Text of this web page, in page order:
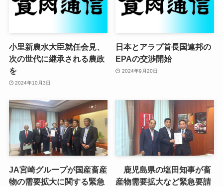
小里新農水大臣就任会見、
次の世代に継承される農政
を
2024年10月3日
日本とアラブ首長国連邦の
EPAの交渉開始
2024年9月20日
JA宮崎グループが国産畜産
物の需要拡大に関する緊急
鹿児島県の塩田知事が畜
産物需要拡大など緊急要請